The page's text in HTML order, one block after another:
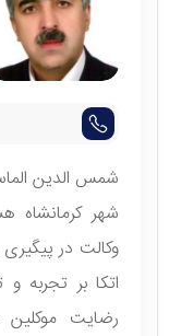
شمس الدین
شهر کرمانشاه
وکالت در
اتکا بر
رضایت